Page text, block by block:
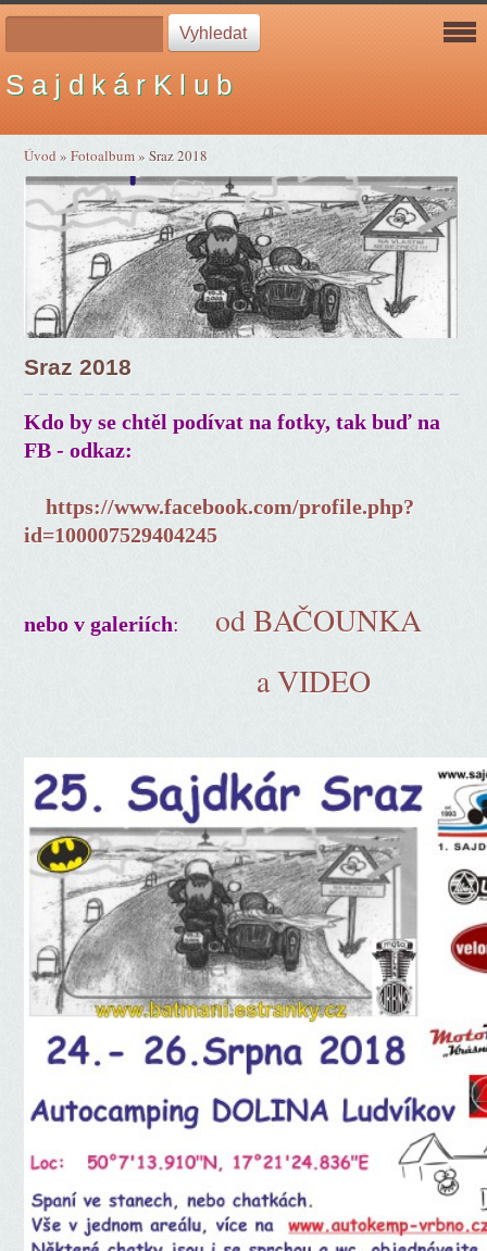
S a j d k á r K l u b
Úvod »Fotoalbum»Sraz 2018
Sraz 2018
Kdo by se chtěl podívat na fotky, tak buď na
FB - odkaz:
https://www.facebook.com/profile.php?
id=100007529404245
nebo v galeriích:od BAČOUNKA
a VIDEO